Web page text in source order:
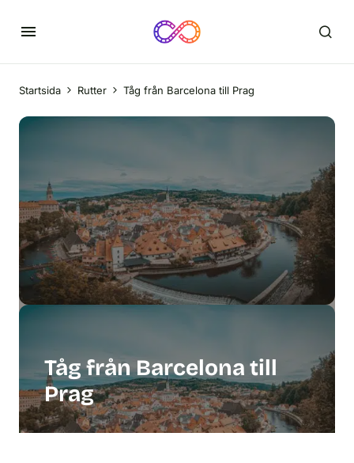
Startsida Rutter Tåg från Barcelona till Prag
Tåg från Barcelona till
Prag